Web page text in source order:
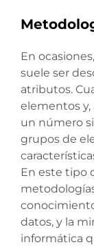
En
suele ser
atributos.
elementos y,
un número
grupos de
En este tipo
datos, y la
informática